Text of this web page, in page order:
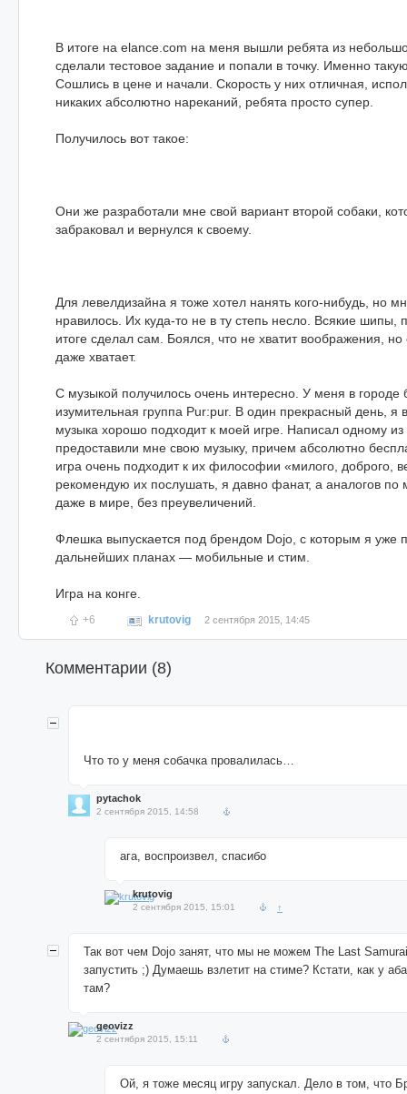
В итоге на elance.com на меня вышли ребята из
сделали тестовое задание и попали в точку. Именно
Сошлись в цене и начали. Скорость у них отличная,
никаких абсолютно нареканий, ребята просто супер.
Получилось вот такое:
Они же разработали мне свой вариант второй собаки,
забраковал и вернулся к своему.
Для левелдизайна я тоже хотел нанять кого-нибудь, но
нравилось. Их куда-то не в ту степь несло. Всякие
итоге сделал сам. Боялся, что не хватит воображения, но
даже хватает.
С музыкой получилось очень интересно. У меня в городе
изумительная группа Pur:pur. В один прекрасный день, я
музыка хорошо подходит к моей игре. Написал одному
предоставили мне свою музыку, причем абсолютно
игра очень подходит к их философии «милого, доброго,
рекомендую их послушать, я давно фанат, а аналогов
даже в мире, без преувеличений.
Флешка выпускается под брендом Dojo, с которым я уже
дальнейших планах — мобильные и стим.
Игра на конге.
+6 krutovig 2 сентября 2015, 14:45
Комментарии (8)
Что то у меня собачка провалилась…
pytachok
2 сентября 2015, 14:58
ага, воспроизвел, спасибо
krutovig
2 сентября 2015, 15:01 ↑
Так вот чем Dojo занят, что мы не можем The Last
запустить ;) Думаешь взлетит на стиме? Кстати, как у
там?
geovizz
2 сентября 2015, 15:11
Ой, я тоже месяц игру запускал. Дело в том, что